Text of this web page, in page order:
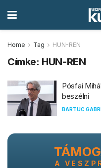
Home Tag HUN-REN
Címke: HUN-REN
Pósfai
beszélni
BARTUC
A